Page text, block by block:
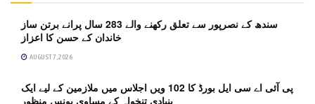
سندھ کے نصرپور سے تعلق رکھنے والے 283 سال پرانے برتن ساز
خاندان کے حسن کا اعزاز
AUGUST 7, 2026
پی آئی اے سی ایل بورڈ کا 102 ویں اجلاس میں ملازمین کے لیے ایک
بنیادی تنخواہ کے مساوی بونس منظور